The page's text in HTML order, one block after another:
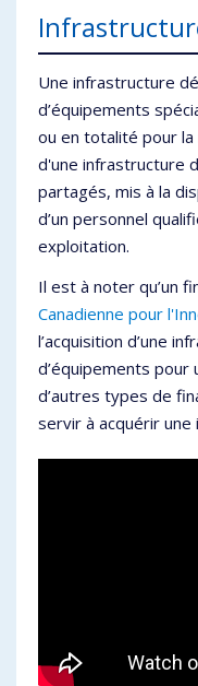
Une infrastructure
d’équipements
ou en totalité pour
d'une infrastructure
partagés, mis à la
d’un personnel
exploitation.
Il est à noter qu’un
Canadienne pour
l’acquisition d’une
d’équipements
d’autres types de
servir à acquérir